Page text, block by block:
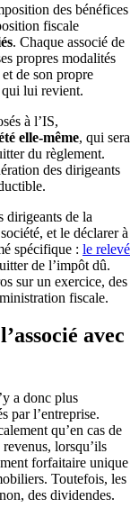
des bénéfices
fiscale
. Chaque associé de
propres modalités
de son propre
qui lui revient.
à l’IS,
elle-même, qui sera
du règlement.
des dirigeants
dirigeants de la
et le déclarer à
spécifique : le relevé
de l’impôt dû.
sur un exercice, des
fiscale.
avec
a donc plus
par l’entreprise.
qu’en cas de
revenus, lorsqu’ils
forfaitaire unique
Toutefois, les
des dividendes.